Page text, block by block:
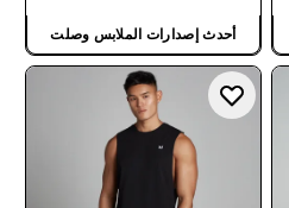
أحدث إصدارات الملابس وصلت